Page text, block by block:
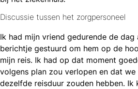
Discussie tussen het zorgpersoneel
Ik had mijn vriend gedurende de dag
berichtje gestuurd om hem op de
mijn reis. Ik had op dat moment
volgens plan zou verlopen en dat
dezelfde reisduur zouden hebben. Ik